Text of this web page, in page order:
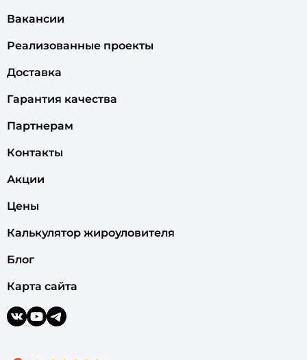
Вакансии
Реализованные проекты
Доставка
Гарантия качества
Партнерам
Контакты
Акции
Цены
Калькулятор жироуловителя
Блог
Карта сайта